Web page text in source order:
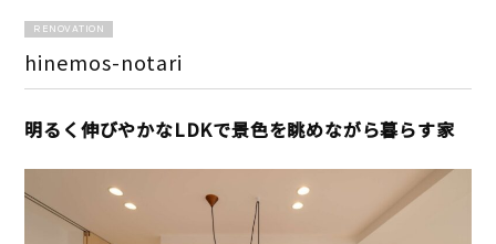
RENOVATION
hinemos-notari
明るく伸びやかなLDKで景色を眺めながら暮らす家